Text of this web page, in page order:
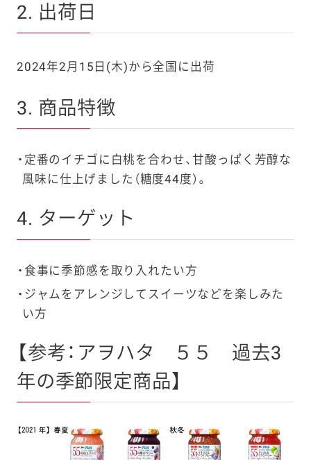
2. 出荷日
2024年2月15日(木)から全国に出荷
3. 商品特徴
定番のイチゴに白桃を合わせ、甘酸っぱく芳醇な
風味に仕上げました（糖度44度）。
4. ターゲット
食事に季節感を取り入れたい方
ジャムをアレンジしてスイーツなどを楽しみた
い方
【参考：アヲハタ ５５ 過去3
年の季節限定商品】